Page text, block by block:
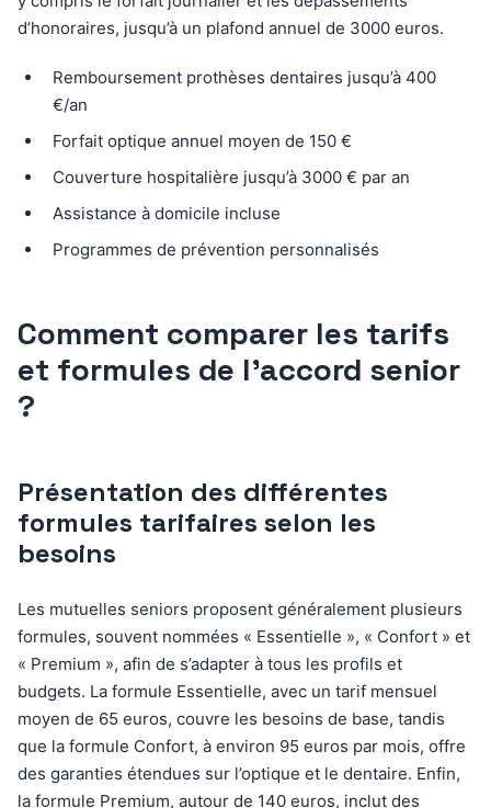
d’honoraires, jusqu’à un plafond annuel de 3000 euros.
Remboursement prothèses dentaires jusqu’à 400
€/an
Forfait optique annuel moyen de 150 €
Couverture hospitalière jusqu’à 3000 € par an
Assistance à domicile incluse
Programmes de prévention personnalisés
Comment comparer les tarifs
et formules de l’accord senior
?
Présentation des différentes
formules tarifaires selon les
besoins
Les mutuelles seniors proposent généralement plusieurs
formules, souvent nommées « Essentielle », « Confort » et
« Premium », afin de s’adapter à tous les profils et
budgets. La formule Essentielle, avec un tarif mensuel
moyen de 65 euros, couvre les besoins de base, tandis
que la formule Confort, à environ 95 euros par mois, offre
des garanties étendues sur l’optique et le dentaire. Enfin,
la formule Premium, autour de 140 euros, inclut des